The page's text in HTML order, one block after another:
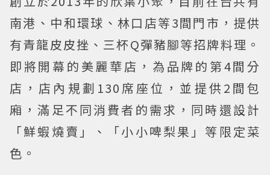
南港、中和環球、林口店等3間門市，提供
有青龍皮皮挫、三杯Q彈豬腳等招牌料理。
即將開幕的美麗華店，為品牌的第4間分
店，店內規劃130席座位，並提供2間包
廂，滿足不同消費者的需求，同時還設計
「鮮蝦燒賣」、「小小啤梨果」等限定菜
色。